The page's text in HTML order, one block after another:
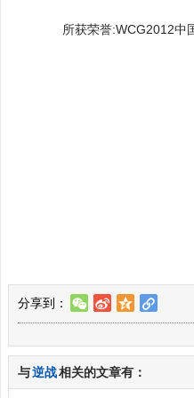
所获荣誉:WCG2012中
分享到： w t z l
与逆战相关的文章有：